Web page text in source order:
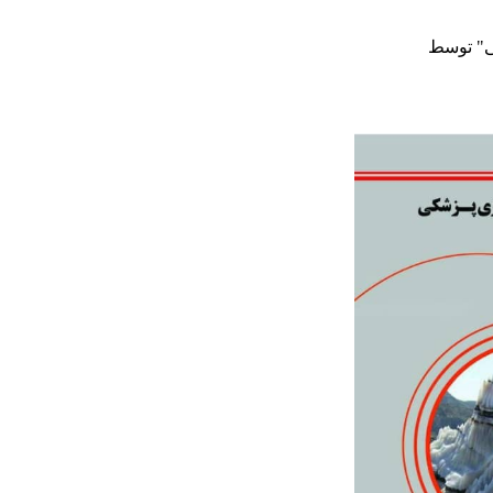
توسط